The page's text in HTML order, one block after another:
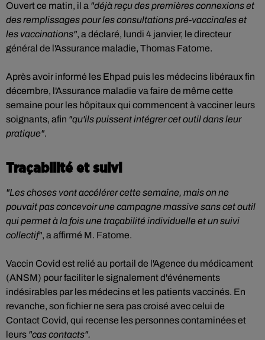
Ouvert ce matin, il a "déjà reçu des premières connexions et
des remplissages pour les consultations pré-vaccinales et
les vaccinations", a déclaré, lundi 4 janvier, le directeur
général de l'Assurance maladie, Thomas Fatome.
Après avoir informé les Ehpad puis les médecins libéraux fin
décembre, l'Assurance maladie va faire de même cette
semaine pour les hôpitaux qui commencent à vacciner leurs
soignants, afin "qu'ils puissent intégrer cet outil dans leur
pratique".
Traçabilité et suivi
"Les choses vont accélérer cette semaine, mais on ne
pouvait pas concevoir une campagne massive sans cet outil
qui permet à la fois une traçabilité individuelle et un suivi
collectif", a affirmé M. Fatome.
Vaccin Covid est relié au portail de l'Agence du médicament
(ANSM) pour faciliter le signalement d'événements
indésirables par les médecins et les patients vaccinés. En
revanche, son fichier ne sera pas croisé avec celui de
Contact Covid, qui recense les personnes contaminées et
leurs "cas contacts".